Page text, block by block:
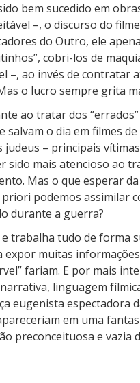
bem sucedido em
–, o discurso do
do Outro, ele
cobri-los de
–, ao invés de contratar
o lucro sempre grita
ao tratar dos
o dia em filmes
– principais
sido mais atencioso ao
Mas o que esperar
priori podemos assimilar
durante a guerra?
trabalha tudo de forma
muitas
fariam. E por mais
linguagem
eugenista espectadora
em uma
preconceituosa e vazia